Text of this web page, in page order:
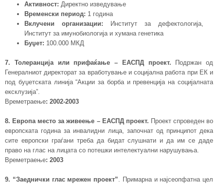
Активност: Директно изведување
Временски период: 1 година
Вклучени организации: Институт за дефектологија,
Институт за имунобиологија и хумана генетика
Буџет: 100.000 МКД
7. Толеранција или прифаќање – ЕАСПД проект. Подржан од
Генералниот директорат за вработување и социјална работа при ЕК и
под буџетската линија “Акции за борба и превенција на социјалната
ексклузија”.
Времетраење: 2002-2003
8. Европа место за живеење – ЕАСПД проект. Проект спроведен во
европската година за инвалидни лица, започнат од принципот дека
сите европски граѓани треба да бидат слушнати и да им се даде
право на глас на лицата со потешки интелектуални нарушувања.
Времетраење: 2003
9. “Заеднички глас мрежен проект”. Примарна и најсеопфатна цел